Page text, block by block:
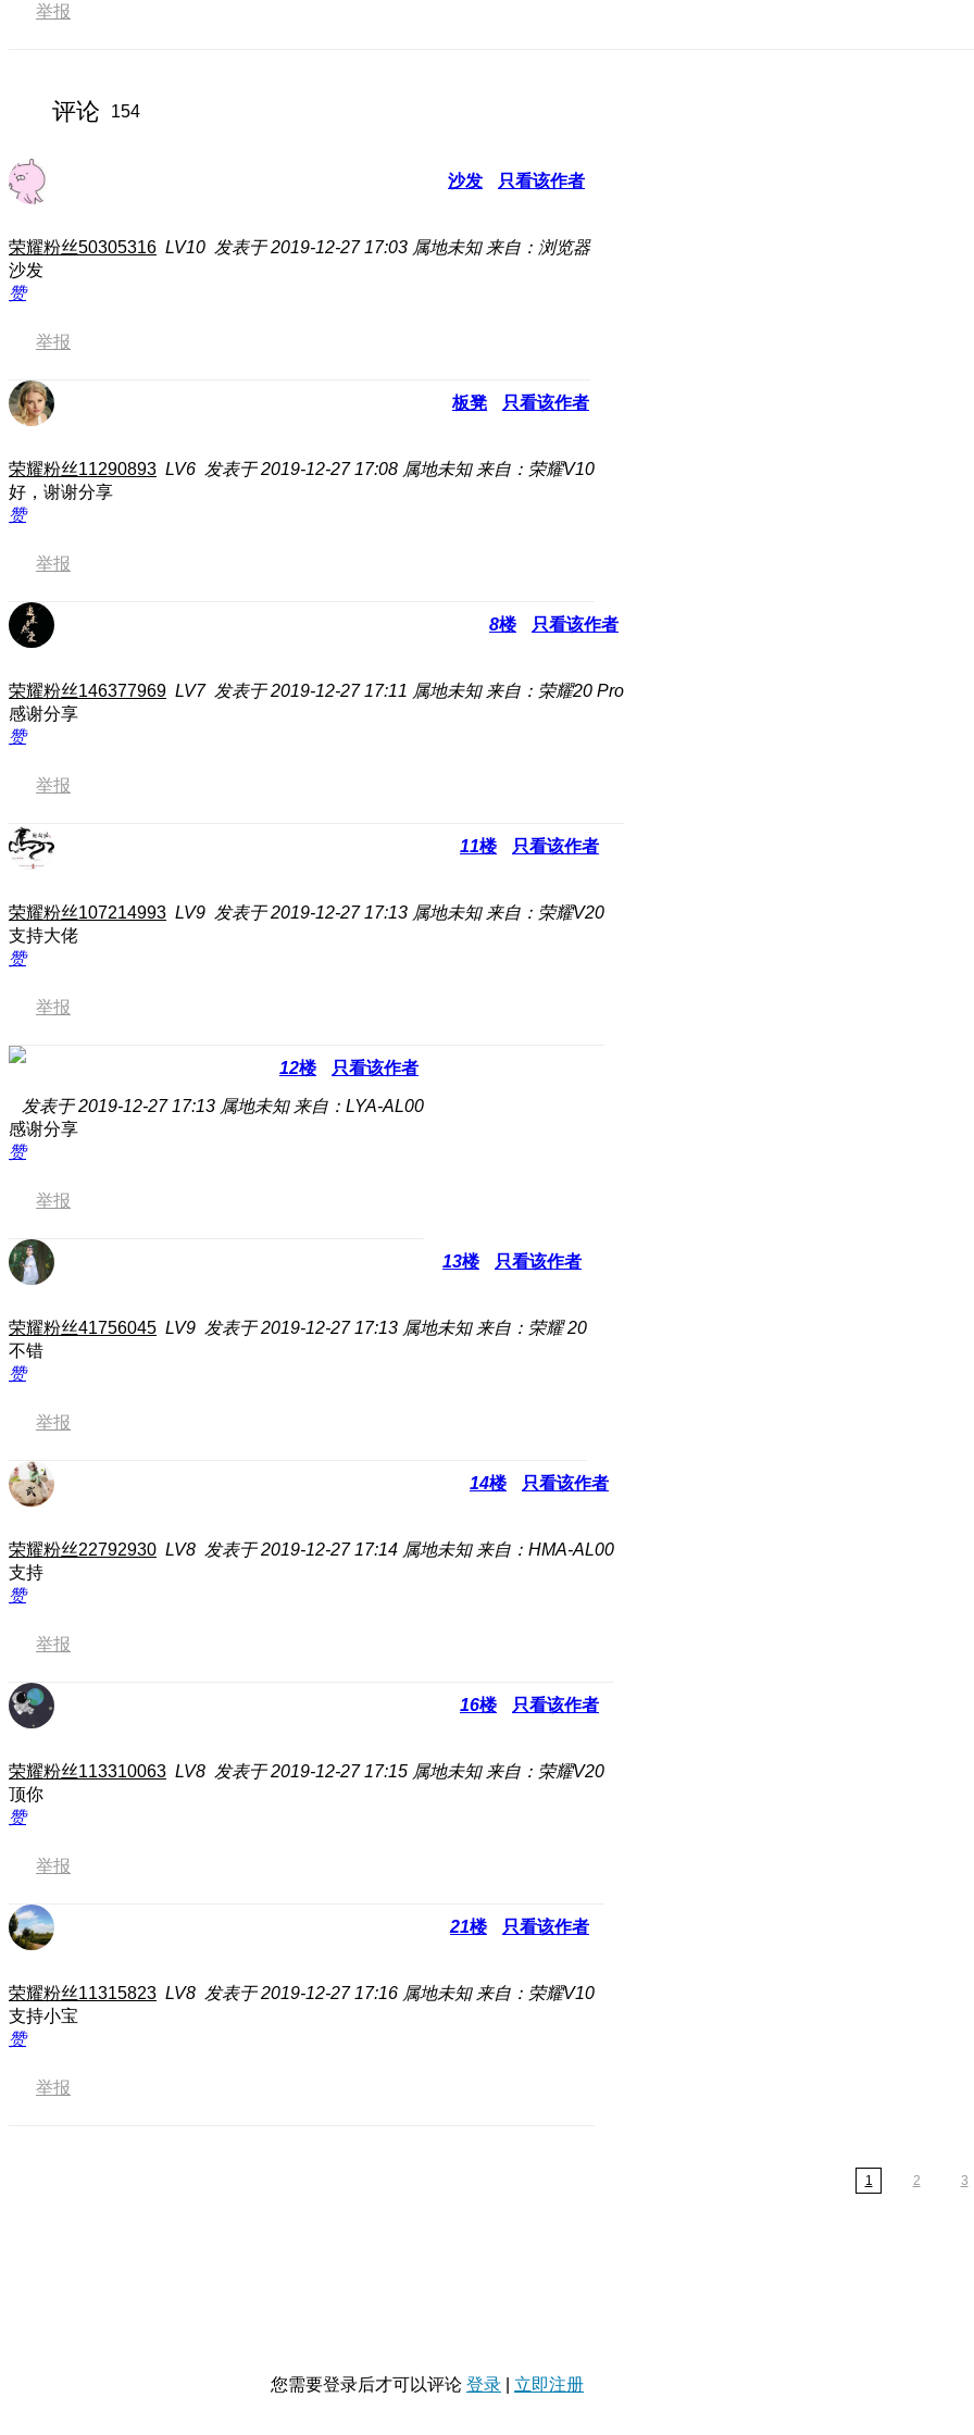
举报
评论 154
沙发 只看该作者
荣耀粉丝50305316 LV10 发表于 2019-12-27 17:03 属地未知 来自：浏览器
沙发
赞
举报
板凳 只看该作者
荣耀粉丝11290893 LV6 发表于 2019-12-27 17:08 属地未知 来自：荣耀V10
好，谢谢分享
赞
举报
8楼 只看该作者
荣耀粉丝146377969 LV7 发表于 2019-12-27 17:11 属地未知 来自：荣耀20 Pro
感谢分享
赞
举报
11楼 只看该作者
荣耀粉丝107214993 LV9 发表于 2019-12-27 17:13 属地未知 来自：荣耀V20
支持大佬
赞
举报
12楼 只看该作者
发表于 2019-12-27 17:13 属地未知 来自：LYA-AL00
感谢分享
赞
举报
13楼 只看该作者
荣耀粉丝41756045 LV9 发表于 2019-12-27 17:13 属地未知 来自：荣耀 20
不错
赞
举报
14楼 只看该作者
荣耀粉丝22792930 LV8 发表于 2019-12-27 17:14 属地未知 来自：HMA-AL00
支持
赞
举报
16楼 只看该作者
荣耀粉丝113310063 LV8 发表于 2019-12-27 17:15 属地未知 来自：荣耀V20
顶你
赞
举报
21楼 只看该作者
荣耀粉丝11315823 LV8 发表于 2019-12-27 17:16 属地未知 来自：荣耀V10
支持小宝
赞
举报
1 2 3
您需要登录后才可以评论 登录 立即注册